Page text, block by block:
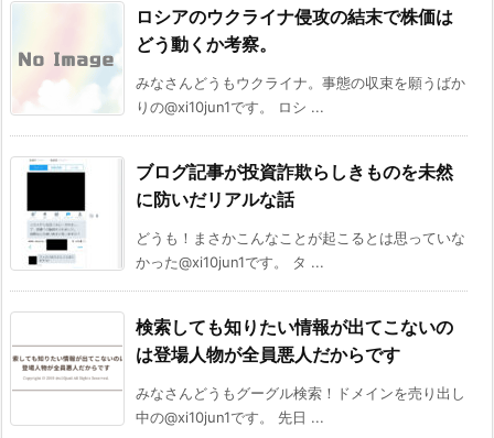
ロシアのウクライナ侵攻の結末で株価は
どう動くか考察。
みなさんどうもウクライナ。事態の収束を願うばか
りの@xi10jun1です。 ロシ ...
ブログ記事が投資詐欺らしきものを未然
に防いだリアルな話
どうも！まさかこんなことが起こるとは思っていな
かった@xi10jun1です。 タ ...
検索しても知りたい情報が出てこないの
は登場人物が全員悪人だからです
みなさんどうもグーグル検索！ドメインを売り出し
中の@xi10jun1です。 先日 ...